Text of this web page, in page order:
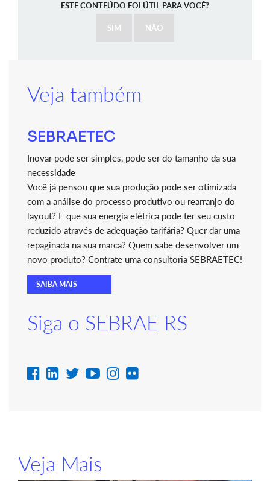
ESTE CONTEÚDO FOI ÚTIL PARA VOCÊ?
SIM NÃO
Veja também
SEBRAETEC
Inovar pode ser simples, pode ser do tamanho da sua
necessidade
Você já pensou que sua produção pode ser otimizada
com a análise do processo produtivo ou rearranjo do
layout? E que sua energia elétrica pode ter seu custo
reduzido através de adequação tarifária? Quer dar uma
repaginada na sua marca? Quem sabe desenvolver um
novo produto? Contrate uma consultoria SEBRAETEC!
SAIBA MAIS
Siga o SEBRAE RS
Veja Mais